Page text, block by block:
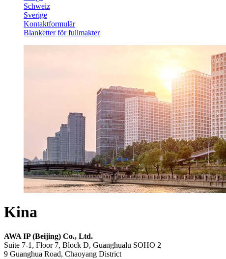
Schweiz
Sverige
Kontaktformulär
Blanketter för fullmakter
Kina
AWA IP (Beijing) Co., Ltd.
Suite 7-1, Floor 7, Block D, Guanghualu SOHO 2
9 Guanghua Road, Chaoyang District